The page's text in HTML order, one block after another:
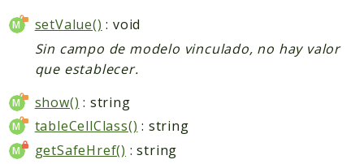
setValue() : void
Sin campo de modelo vinculado, no hay valor
que establecer.
show() : string
tableCellClass() : string
getSafeHref() : string